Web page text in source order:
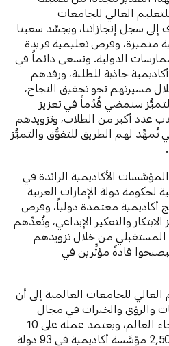
العالي للجامعات
إلى سجل إنجازاتنا، ويجسِّد سعينا
متميزة، وفرص تعليمية فريدة
الدولية. ونسعى دائماً في
جاذبة للطلبة، ورفدهم
مسيرتهم نحو تحقيق النجاح،
سنمضي قُدُماً في تعزيز
عدد أكبر من الطلاب، وتزويدهم
تُمهِّد لهم الطريق للتفوُّق والتميُّز
الأكاديمية الرائدة في
لحكومة دولة الإمارات العربية
أكاديمية معتمدة دولياً، وفرص
والتفكير الإبداعي، وتُعدِّهم
من خلال تزويدهم
قادةً مؤثِّرين في
للجامعات العالمية إلى أن
والرؤى والخبرات في مجال
التعليم العالي في جميع أنحاء العالم، ويعتمد عمله على 10
ملايين نقطة بيانات توفِّرها 2,500 مؤسَّسة أكاديمية في 93 دولة